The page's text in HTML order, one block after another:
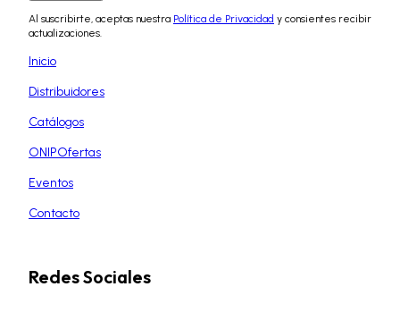
Al suscribirte, aceptas nuestra Política de Privacidad y consientes recibir
actualizaciones.
Inicio
Distribuidores
Catálogos
ONIPOfertas
Eventos
Contacto
Redes Sociales